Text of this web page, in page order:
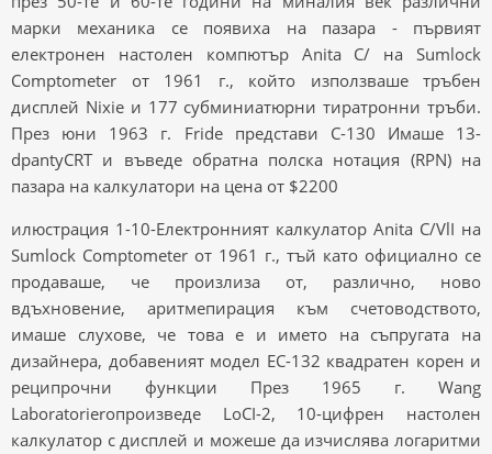
марки механика се появиха на пазара - първият
електронен настолен компютър Anita C/ на Sumlock
Comptometer от 1961 г., който използваше тръбен
дисплей Nixie и 177 субминиатюрни тиратронни тръби.
През юни 1963 г. Fride представи C-130 Имаше 13-
dpantyCRT и въведе обратна полска нотация (RPN) на
пазара на калкулатори на цена от $2200
илюстрация 1-10-Електронният калкулатор Anita C/VlI на
Sumlock Comptometer от 1961 г., тъй като официално се
продаваше, че произлиза от, различно, ново
вдъхновение, аритмепирация към счетоводството,
имаше слухове, че това е и името на съпругата на
дизайнера, добавеният модел EC-132 квадратен корен и
реципрочни функции През 1965 г. Wang
Laboratorieroпроизведе LoCI-2, 10-цифрен настолен
калкулатор с дисплей и можеше да изчислява логаритми